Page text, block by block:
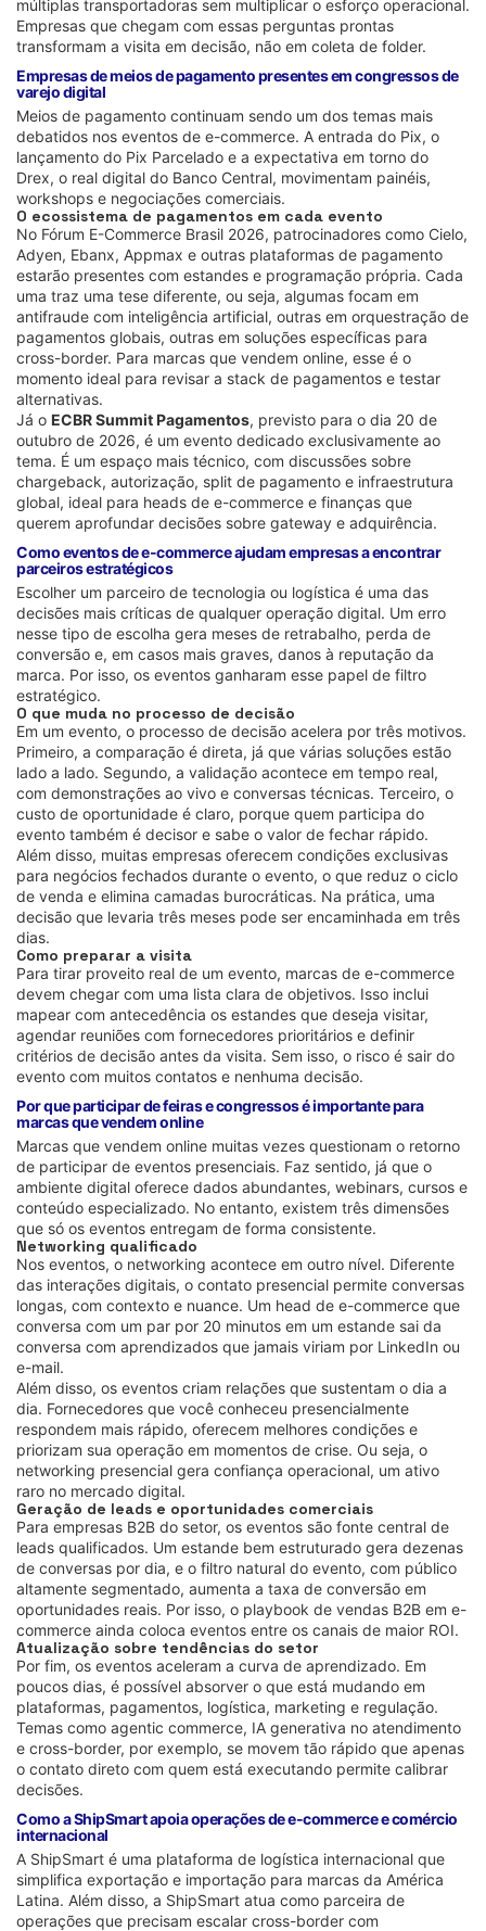
múltiplas transportadoras sem multiplicar o esforço operacional.
Empresas que chegam com essas perguntas prontas
transformam a visita em decisão, não em coleta de folder.
Empresas de meios de pagamento presentes em congressos de
varejo digital
Meios de pagamento continuam sendo um dos temas mais
debatidos nos eventos de e-commerce. A entrada do Pix, o
lançamento do Pix Parcelado e a expectativa em torno do
Drex, o real digital do Banco Central, movimentam painéis,
workshops e negociações comerciais.
O ecossistema de pagamentos em cada evento
No Fórum E-Commerce Brasil 2026, patrocinadores como Cielo,
Adyen, Ebanx, Appmax e outras plataformas de pagamento
estarão presentes com estandes e programação própria. Cada
uma traz uma tese diferente, ou seja, algumas focam em
antifraude com inteligência artificial, outras em orquestração de
pagamentos globais, outras em soluções específicas para
cross-border. Para marcas que vendem online, esse é o
momento ideal para revisar a stack de pagamentos e testar
alternativas.
Já o ECBR Summit Pagamentos, previsto para o dia 20 de
outubro de 2026, é um evento dedicado exclusivamente ao
tema. É um espaço mais técnico, com discussões sobre
chargeback, autorização, split de pagamento e infraestrutura
global, ideal para heads de e-commerce e finanças que
querem aprofundar decisões sobre gateway e adquirência.
Como eventos de e-commerce ajudam empresas a encontrar
parceiros estratégicos
Escolher um parceiro de tecnologia ou logística é uma das
decisões mais críticas de qualquer operação digital. Um erro
nesse tipo de escolha gera meses de retrabalho, perda de
conversão e, em casos mais graves, danos à reputação da
marca. Por isso, os eventos ganharam esse papel de filtro
estratégico.
O que muda no processo de decisão
Em um evento, o processo de decisão acelera por três motivos.
Primeiro, a comparação é direta, já que várias soluções estão
lado a lado. Segundo, a validação acontece em tempo real,
com demonstrações ao vivo e conversas técnicas. Terceiro, o
custo de oportunidade é claro, porque quem participa do
evento também é decisor e sabe o valor de fechar rápido.
Além disso, muitas empresas oferecem condições exclusivas
para negócios fechados durante o evento, o que reduz o ciclo
de venda e elimina camadas burocráticas. Na prática, uma
decisão que levaria três meses pode ser encaminhada em três
dias.
Como preparar a visita
Para tirar proveito real de um evento, marcas de e-commerce
devem chegar com uma lista clara de objetivos. Isso inclui
mapear com antecedência os estandes que deseja visitar,
agendar reuniões com fornecedores prioritários e definir
critérios de decisão antes da visita. Sem isso, o risco é sair do
evento com muitos contatos e nenhuma decisão.
Por que participar de feiras e congressos é importante para
marcas que vendem online
Marcas que vendem online muitas vezes questionam o retorno
de participar de eventos presenciais. Faz sentido, já que o
ambiente digital oferece dados abundantes, webinars, cursos e
conteúdo especializado. No entanto, existem três dimensões
que só os eventos entregam de forma consistente.
Networking qualificado
Nos eventos, o networking acontece em outro nível. Diferente
das interações digitais, o contato presencial permite conversas
longas, com contexto e nuance. Um head de e-commerce que
conversa com um par por 20 minutos em um estande sai da
conversa com aprendizados que jamais viriam por LinkedIn ou
e-mail.
Além disso, os eventos criam relações que sustentam o dia a
dia. Fornecedores que você conheceu presencialmente
respondem mais rápido, oferecem melhores condições e
priorizam sua operação em momentos de crise. Ou seja, o
networking presencial gera confiança operacional, um ativo
raro no mercado digital.
Geração de leads e oportunidades comerciais
Para empresas B2B do setor, os eventos são fonte central de
leads qualificados. Um estande bem estruturado gera dezenas
de conversas por dia, e o filtro natural do evento, com público
altamente segmentado, aumenta a taxa de conversão em
oportunidades reais. Por isso, o playbook de vendas B2B em e-
commerce ainda coloca eventos entre os canais de maior ROI.
Atualização sobre tendências do setor
Por fim, os eventos aceleram a curva de aprendizado. Em
poucos dias, é possível absorver o que está mudando em
plataformas, pagamentos, logística, marketing e regulação.
Temas como agentic commerce, IA generativa no atendimento
e cross-border, por exemplo, se movem tão rápido que apenas
o contato direto com quem está executando permite calibrar
decisões.
Como a ShipSmart apoia operações de e-commerce e comércio
internacional
A ShipSmart é uma plataforma de logística internacional que
simplifica exportação e importação para marcas da América
Latina. Além disso, a ShipSmart atua como parceira de
operações que precisam escalar cross-border com